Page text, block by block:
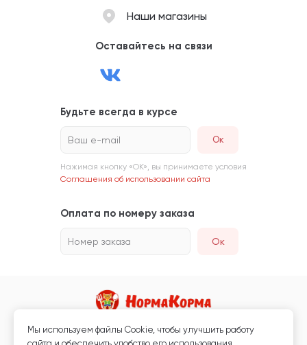
Наши магазины
Оставайтесь на связи
Будьте всегда в курсе
Ваш e-mail
Нажимая кнопку «ОК», вы принимаете условия
Соглашения об использовании сайта
Оплата по номеру заказа
Номер заказа Ок
Магазин кормов для животных и ветаптека
Мы используем файлы Сookie, чтобы улучшить работу